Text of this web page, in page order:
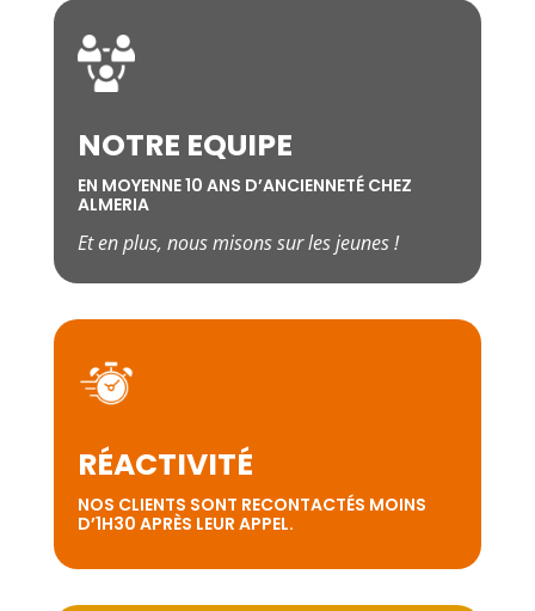
NOTRE EQUIPE
EN MOYENNE 10 ANS D’ANCIENNETÉ CHEZ
ALMERIA
Et en plus, nous misons sur les jeunes !
RÉACTIVITÉ
NOS CLIENTS SONT RECONTACTÉS MOINS
D’1H30 APRÈS LEUR APPEL.